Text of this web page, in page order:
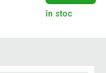
în stoc